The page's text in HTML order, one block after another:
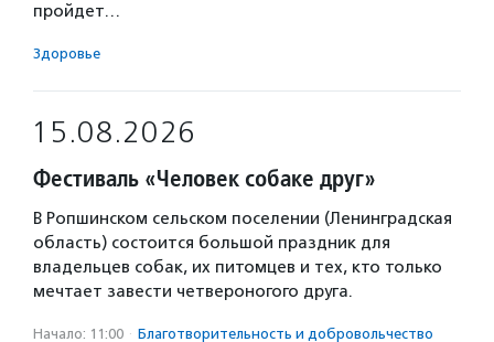
пройдет…
Здоровье
15.08.2026
Фестиваль «Человек собаке друг»
В Ропшинском сельском поселении (Ленинградская
область) состоится большой праздник для
владельцев собак, их питомцев и тех, кто только
мечтает завести четвероногого друга.
Начало: 11:00 · Благотвори­тель­ность и доброволь­чест­во